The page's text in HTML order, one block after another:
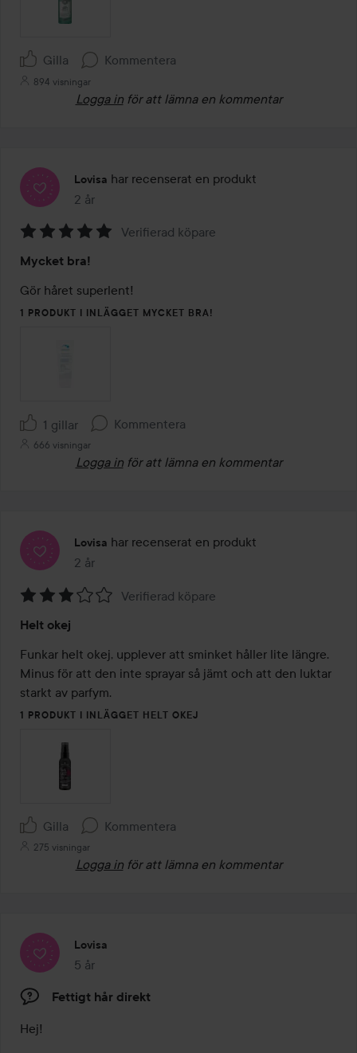
Gilla Kommentera
894 visningar
Logga in för att lämna en kommentar
Lovisa har recenserat en produkt
2 år
Inlägget skapades 2 år
5
av
5
Verifierad köpare
Mycket bra!
Gör håret superlent!
1 PRODUKT I INLÄGGET MYCKET BRA!
1 gillar Kommentera
666 visningar
Logga in för att lämna en kommentar
Lovisa har recenserat en produkt
2 år
Inlägget skapades 2 år
3
av
5
Verifierad köpare
Helt okej
Funkar helt okej, upplever att sminket håller lite längre.
Minus för att den inte sprayar så jämt och att den luktar
starkt av parfym.
1 PRODUKT I INLÄGGET HELT OKEJ
Gilla Kommentera
275 visningar
Logga in för att lämna en kommentar
Lovisa
5 år
Inlägget skapades 5 år
Fettigt hår direkt
Hej!